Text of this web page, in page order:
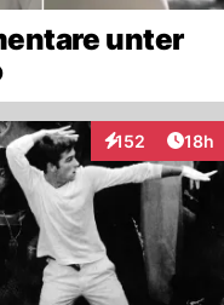
unter
152
Interaktionen
18h